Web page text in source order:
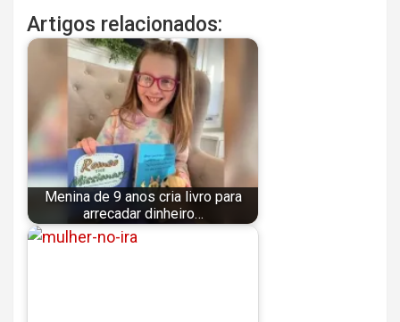
Artigos relacionados:
Menina de 9 anos cria livro para
arrecadar dinheiro…